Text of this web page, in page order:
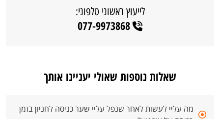
לייעוץ ראשוני טלפוני:
077-9973868
שאלות נוספות שאולי יעניינו אותך
מה עליי לעשות לאחר שנפל עליי שער כניסה לחניון בזמן